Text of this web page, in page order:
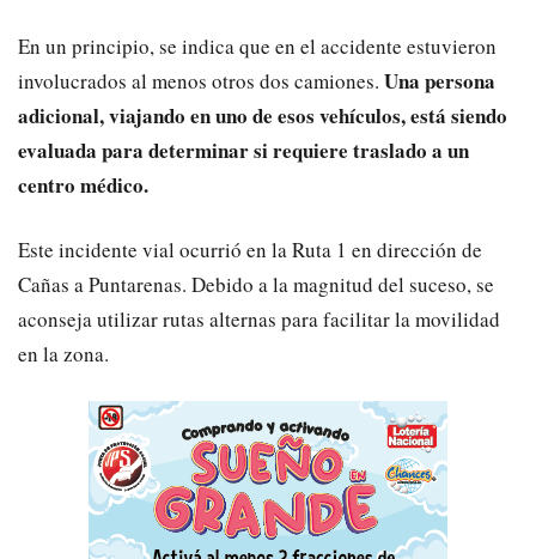
En un principio, se indica que en el accidente estuvieron
involucrados al menos otros dos camiones. Una persona
adicional, viajando en uno de esos vehículos, está siendo
evaluada para determinar si requiere traslado a un
centro médico.
Este incidente vial ocurrió en la Ruta 1 en dirección de
Cañas a Puntarenas. Debido a la magnitud del suceso, se
aconseja utilizar rutas alternas para facilitar la movilidad
en la zona.